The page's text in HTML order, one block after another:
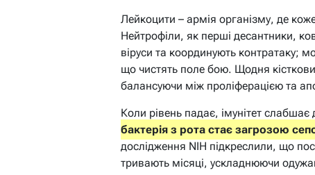
Лейкоцити – армія організму, де
Нейтрофіли, як перші десантники,
віруси та координують контратаку;
що чистять поле бою. Щодня
балансуючи між проліферацією та
Коли рівень падає, імунітет
бактерія з рота стає загрозою
дослідження NIH підкреслили, що
тривають місяці, ускладнюючи